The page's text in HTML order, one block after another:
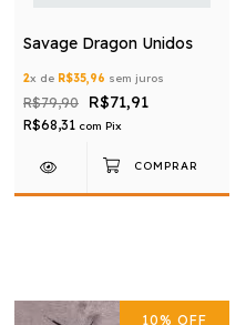
Savage Dragon Unidos
2x de R$35,96 sem juros
R$79,90 R$71,91
R$68,31 com Pix
10% OFF